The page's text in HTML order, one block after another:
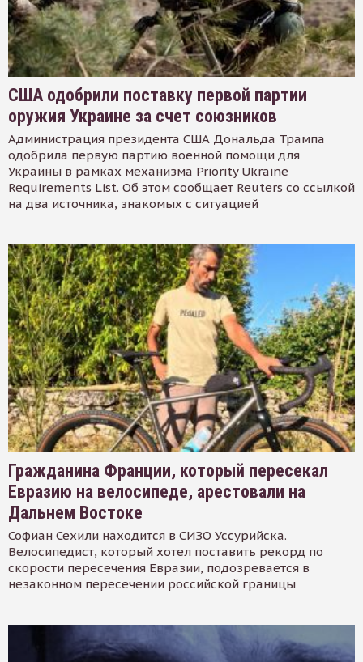
США одобрили поставку первой партии
оружия Украине за счет союзников
Администрация президента США Дональда Трампа
одобрила первую партию военной помощи для
Украины в рамках механизма Priority Ukraine
Requirements List. Об этом сообщает Reuters со ссылкой
на два источника, знакомых с ситуацией
Гражданина Франции, который пересекал
Евразию на велосипеде, арестовали на
Дальнем Востоке
Софиан Сехили находится в СИЗО Уссурийска.
Велосипедист, который хотел поставить рекорд по
скорости пересечения Евразии, подозревается в
незаконном пересечении российской границы